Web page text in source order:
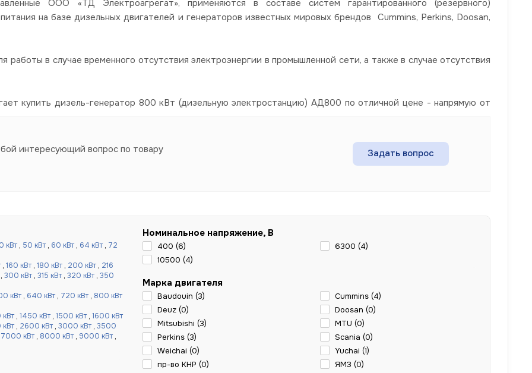
ООО «ТД Электроагрегат», применяются в составе систем гарантированного (резервного)
на базе дизельных двигателей и генераторов известных мировых брендов Cummins, Perkins, Doosan,
работы в случае временного отсутствия электроэнергии в промышленной сети, а также в случае отсутствия
купить дизель-генератор 800 кВт (дизельную электростанцию) АД800 по отличной цене - напрямую от
интересующий вопрос по товару Задать вопрос
кВт , 50 кВт , 60 кВт , 64 кВт , 72
, 160 кВт , 180 кВт , 200 кВт , 216
, 300 кВт , 315 кВт , 320 кВт , 350
кВт , 640 кВт , 720 кВт , 800 кВт
кВт , 1450 кВт , 1500 кВт , 1600 кВт
, 2600 кВт , 3000 кВт , 3500
7000 кВт , 8000 кВт , 9000 кВт ,
Номинальное напряжение, В
400 (6) 6300 (4)
10500 (4)
Марка двигателя
Baudouin (3) Cummins (4)
Deuz (0) Doosan (0)
Mitsubishi (3) MTU (0)
Perkins (3) Scania (0)
Weichai (0) Yuchai (1)
пр-во КНР (0) ЯМЗ (0)